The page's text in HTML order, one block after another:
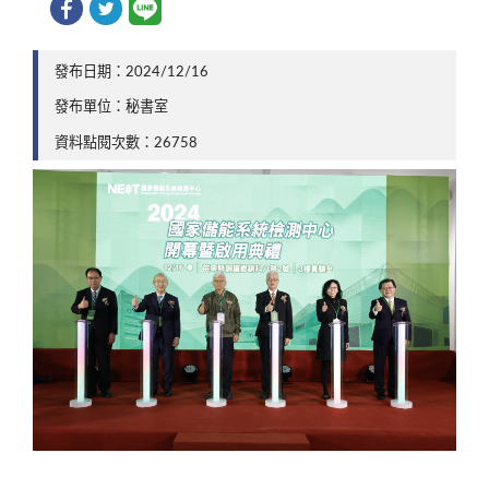
發布日期：2024/12/16
發布單位：秘書室
資料點閱次數：26758